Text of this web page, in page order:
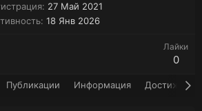
27 Май 2021
18 Янв 2026
Лайки
0
Публикации Информация Достижения